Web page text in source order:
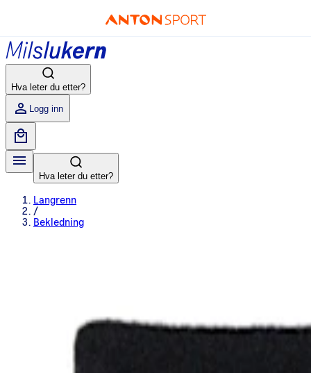
Hva leter du etter?
Logg inn
Hva leter du etter?
Langrenn
/
Bekledning